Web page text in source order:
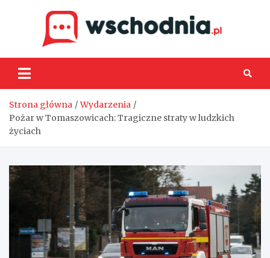
Strona główna
Wydarzenia
Pożar w Tomaszowicach: Tragiczne straty w ludzkich
życiach